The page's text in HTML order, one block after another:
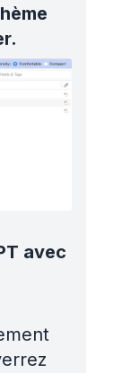
avec